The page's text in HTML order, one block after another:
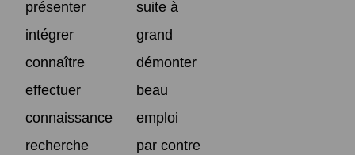
présenter
suite à
intégrer
grand
connaître
démonter
effectuer
beau
connaissance
emploi
recherche
par contre